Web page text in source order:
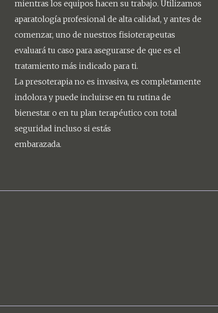
mientras los equipos hacen su trabajo. Utilizamos
aparatología profesional de alta calidad, y antes de
comenzar, uno de nuestros fisioterapeutas
evaluará tu caso para asegurarse de que es el
tratamiento más indicado para ti.
La presoterapia no es invasiva, es completamente
indolora y puede incluirse en tu rutina de
bienestar o en tu plan terapéutico con total
seguridad incluso si estás
embarazada.